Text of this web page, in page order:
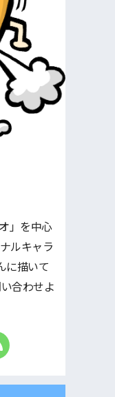
」を中心
ルキャラ
に描いて
合わせよ